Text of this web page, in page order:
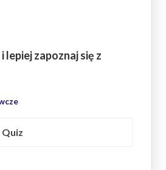
lepiej zapoznaj się z